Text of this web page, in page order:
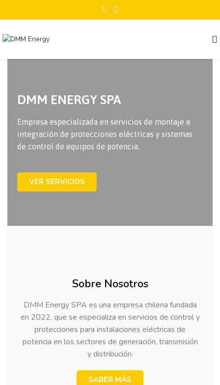
DMM ENERGY SPA
Empresa especializada en servicios de montaje e
integración de protecciones eléctricas y sistemas
de control de equipos de potencia.
VER SERVICIOS
Sobre Nosotros
DMM Energy SPA es una empresa chilena fundada
en 2022, que se especializa en servicios de control y
protecciones para instalaciones eléctricas de
potencia en los sectores de generación, transmisión
y distribución.
SABER MÁS